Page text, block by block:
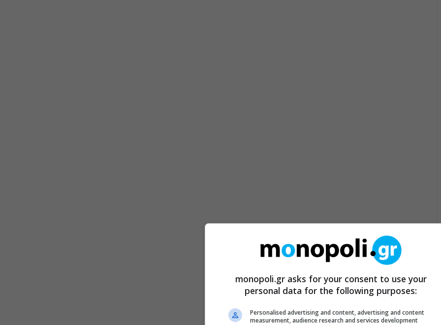
monopoli.gr asks for your consent to use your
personal data for the following purposes:
Personalised advertising and content, advertising and content
measurement, audience research and services development